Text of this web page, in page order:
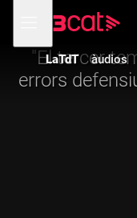
navegació
principal
menú
de
LaTdT àudios
"El tercer
errors